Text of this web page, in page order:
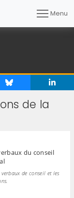
Menu
de la
du conseil
verbaux de conseil et les